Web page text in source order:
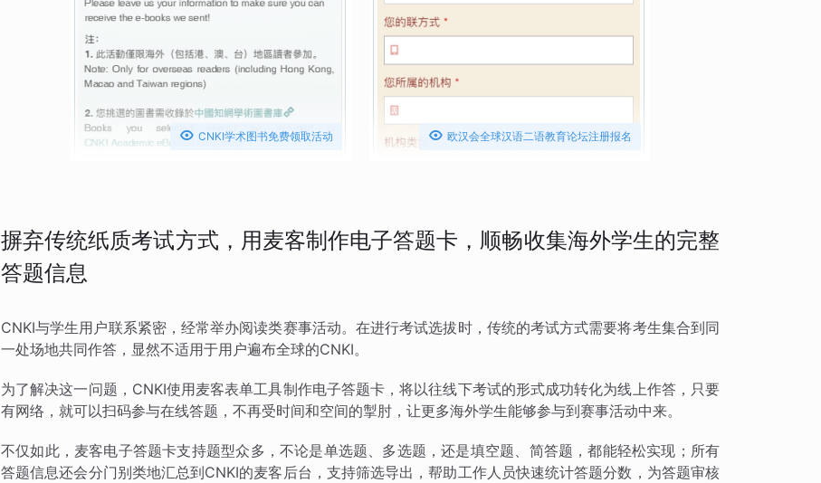
 CNKI学术图书免费领取活动  欧汉会全球汉语二语教育论坛注册报名
摒弃传统纸质考试方式，用麦客制作电子答题卡，顺畅收集海外学生的完整
答题信息
CNKI与学生用户联系紧密，经常举办阅读类赛事活动。在进行考试选拔时，传统的考试方式需要将考生集合到同
一处场地共同作答，显然不适用于用户遍布全球的CNKI。
为了解决这一问题，CNKI使用麦客表单工具制作电子答题卡，将以往线下考试的形式成功转化为线上作答，只要
有网络，就可以扫码参与在线答题，不再受时间和空间的掣肘，让更多海外学生能够参与到赛事活动中来。
不仅如此，麦客电子答题卡支持题型众多，不论是单选题、多选题，还是填空题、简答题，都能轻松实现；所有
答题信息还会分门别类地汇总到CNKI的麦客后台，支持筛选导出，帮助工作人员快速统计答题分数，为答题审核